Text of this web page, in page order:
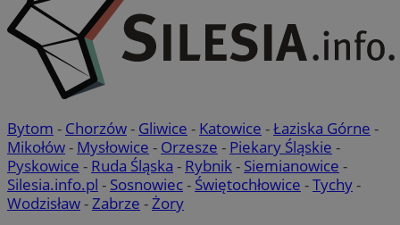
Bytom - Chorzów- Gliwice - Katowice -Łaziska Górne -
Mikołów- Mysłowice - Orzesze - Piekary Śląskie -
Pyskowice - Ruda Śląska - Rybnik - Siemianowice -
Silesia.info.pl - Sosnowiec- Świętochłowice -Tychy-
Wodzisław- Zabrze - Żory